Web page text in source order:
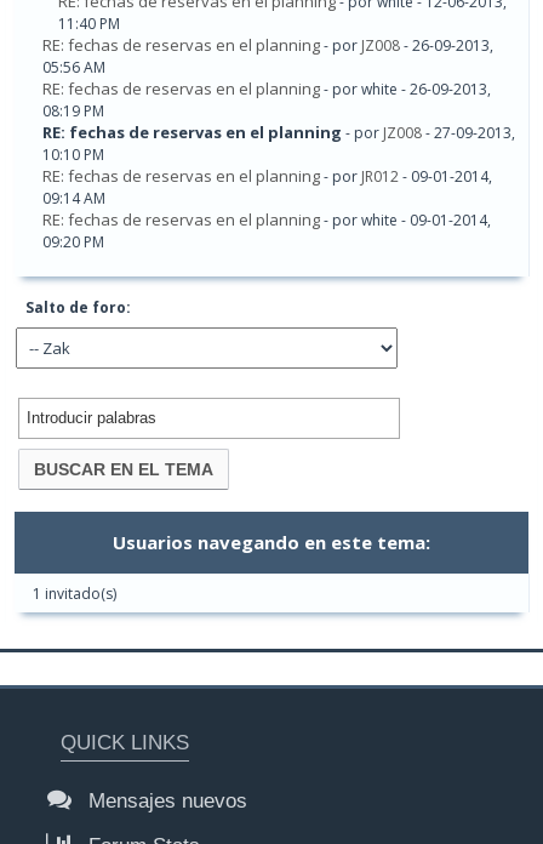
11:40 PM
RE: fechas de reservas en el planning- por JZ008- 26-09-2013,
05:56 AM
RE: fechas de reservas en el planning- por white - 26-09-2013,
08:19 PM
RE: fechas de reservas en el planning - por JZ008- 27-09-2013,
10:10 PM
RE: fechas de reservas en el planning- por JR012- 09-01-2014,
09:14 AM
RE: fechas de reservas en el planning- por white - 09-01-2014,
09:20 PM
Salto de foro:
Usuarios navegando en este tema:
1 invitado(s)
QUICK LINKS
Mensajes nuevos